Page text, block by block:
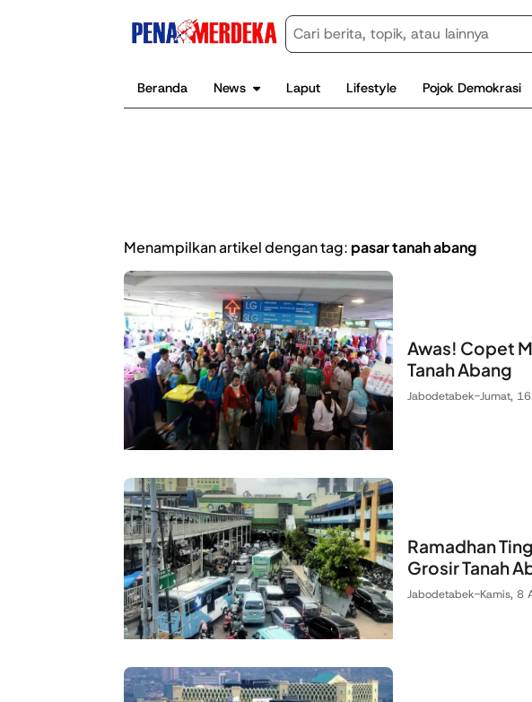
Beranda News Laput Lifestyle Pojok Demokrasi
Menampilkan artikel dengan tag: pasar tanah abang
Awas! Copet
Tanah Abang
Jabodetabek-Jumat,
Ramadhan
Grosir Tanah
Jabodetabek-Kamis, 8